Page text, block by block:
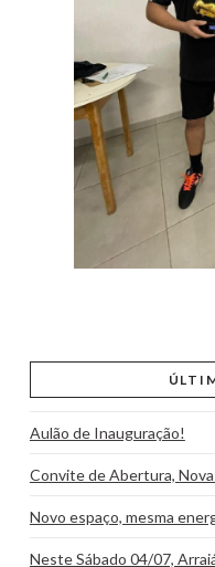
Aulão de Inauguração!
Convite de Abertura, Nova
Novo espaço, mesma
Neste Sábado 04/07,